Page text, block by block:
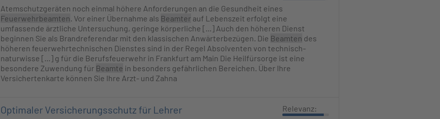
Atemschutzgeräten noch einmal höhere Anforderungen an die Gesundheit eines
Feuerwehrbeamten. Vor einer Übernahme als Beamter auf Lebenszeit erfolgt eine
umfassende ärztliche Untersuchung, geringe körperliche [...] Auch den höheren Dienst
beginnen Sie als Brandreferendar mit den klassischen Anwärterbezügen. Die Beamten des
höheren feuerwehrtechnischen Dienstes sind in der Regel Absolventen von technisch-
naturwisse [...] g für die Berufsfeuerwehr in Frankfurt am Main Die Heilfürsorge ist eine
besondere Zuwendung für Beamte in besonders gefährlichen Bereichen. Über Ihre
Versichertenkarte können Sie Ihre Arzt- und Zahna
Optimaler Versicherungsschutz für Lehrer
Relevanz: